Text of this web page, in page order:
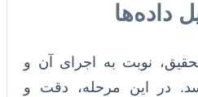
داده‌ها
نوبت به اجرای آن و
در این مرحله، دقت و